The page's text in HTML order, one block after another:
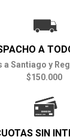
A
a Santiago y
$150.000
SIN